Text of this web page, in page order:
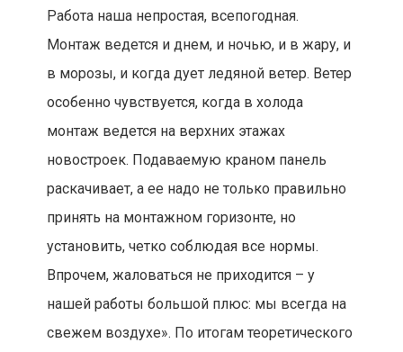
Работа наша непростая, всепогодная.
Монтаж ведется и днем, и ночью, и в жару, и
в морозы, и когда дует ледяной ветер. Ветер
особенно чувствуется, когда в холода
монтаж ведется на верхних этажах
новостроек. Подаваемую краном панель
раскачивает, а ее надо не только правильно
принять на монтажном горизонте, но
установить, четко соблюдая все нормы.
Впрочем, жаловаться не приходится – у
нашей работы большой плюс: мы всегда на
свежем воздухе». По итогам теоретического